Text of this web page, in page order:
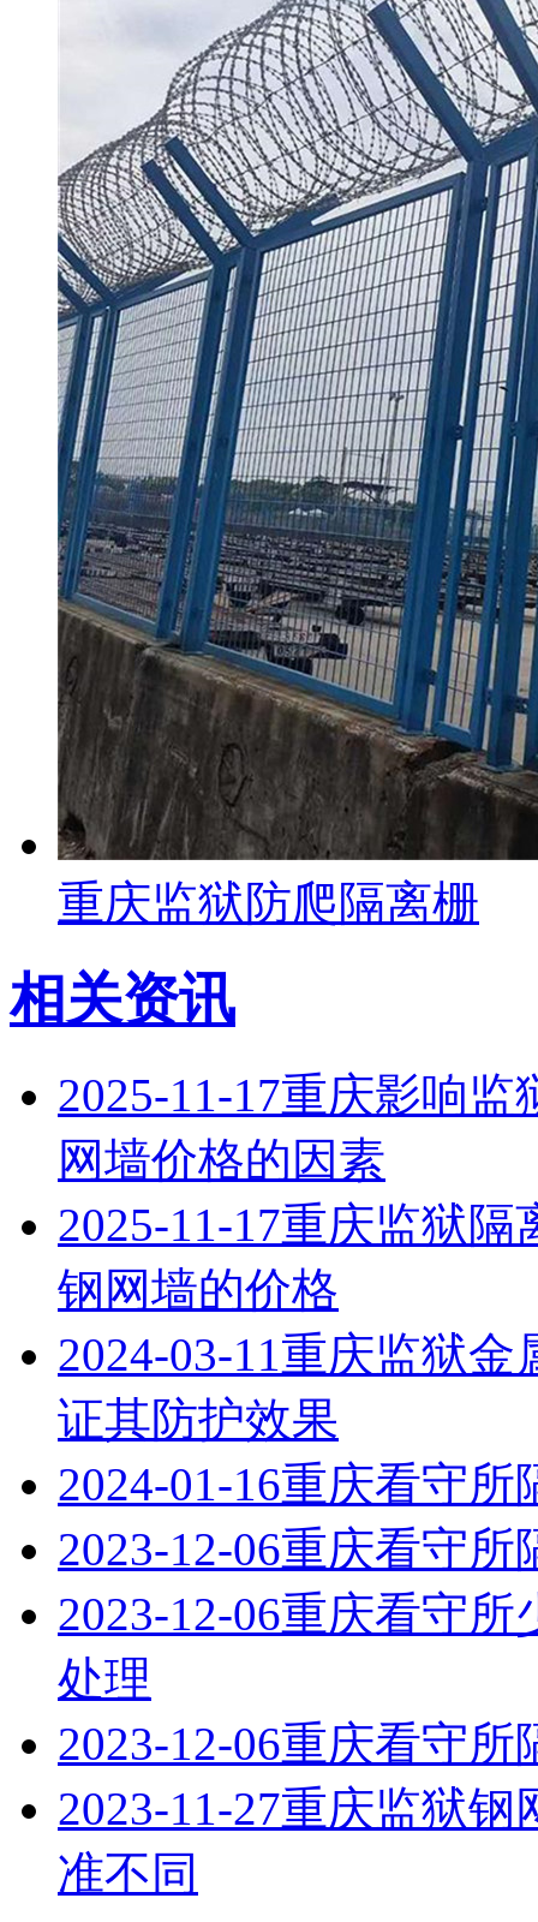
重庆监狱防爬隔离栅
相关资讯
2025-11-17重庆影响监
网墙价格的因素
2025-11-17重庆监狱隔
钢网墙的价格
2024-03-11重庆监狱金
证其防护效果
2024-01-16重庆看守所
2023-12-06重庆看守所
2023-12-06重庆看守所
处理
2023-12-06重庆看守所
2023-11-27重庆监狱钢
准不同